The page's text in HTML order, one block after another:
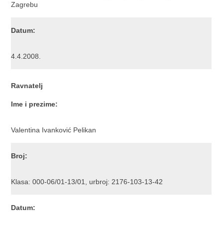
Zagrebu
Datum:
4.4.2008.
Ravnatelj
Ime i prezime:
Valentina Ivanković Pelikan
Broj:
Klasa: 000-06/01-13/01, urbroj: 2176-103-13-42
Datum: